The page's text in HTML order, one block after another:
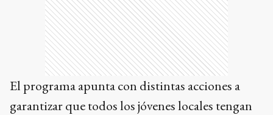
El programa apunta con distintas acciones a
garantizar que todos los jóvenes locales tengan